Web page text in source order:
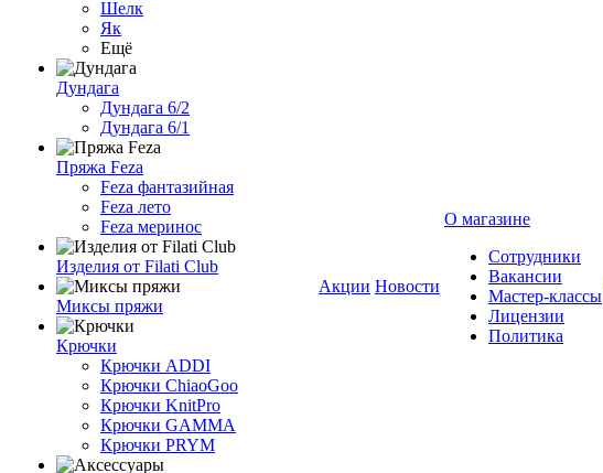
Шелк
Як
Ещё
Дундага
Дундага 6/2
Дундага 6/1
Пряжа Feza
Feza фантазийная
Feza лето
Feza меринос
Изделия от Filati Club
Миксы пряжи
Крючки
Крючки ADDI
Крючки ChiaoGoo
Крючки KnitPro
Крючки GAMMA
Крючки PRYM
Акции Новости
О магазине
Сотрудники
Вакансии
Мастер-классы
Лицензии
Политика